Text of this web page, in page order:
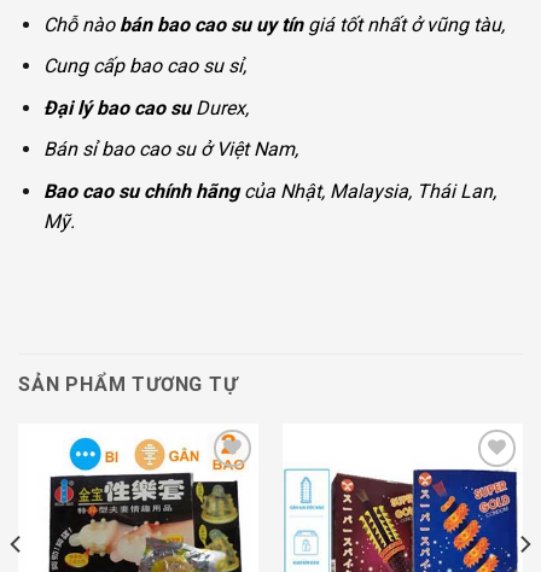
Chỗ nàobán bao cao su uy tíngiá tốt nhất ở vũng tàu,
Cung cấp bao cao su sỉ,
Đại lý bao cao suDurex,
Bán sỉ bao cao su ở Việt Nam,
Bao cao su chính hãngcủa Nhật, Malaysia, Thái Lan,
Mỹ.
SẢN PHẨM TƯƠNG TỰ
Add to
wishlist
Add to
wishlist